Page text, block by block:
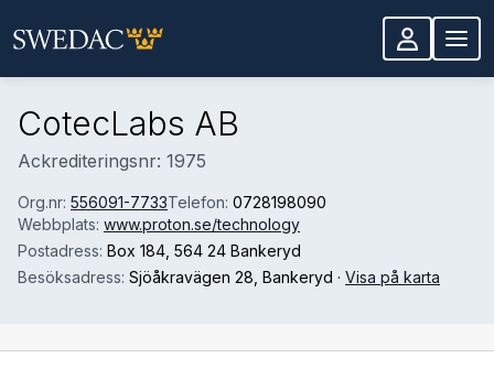
CotecLabs AB
Ackrediteringsnr: 1975
Org.nr: 556091-7733Telefon: 0728198090
Webbplats: www.proton.se/technology
Postadress: Box 184 , 564 24 Bankeryd
Besöksadress: Sjöåkravägen 28 , Bankeryd · Visa på karta